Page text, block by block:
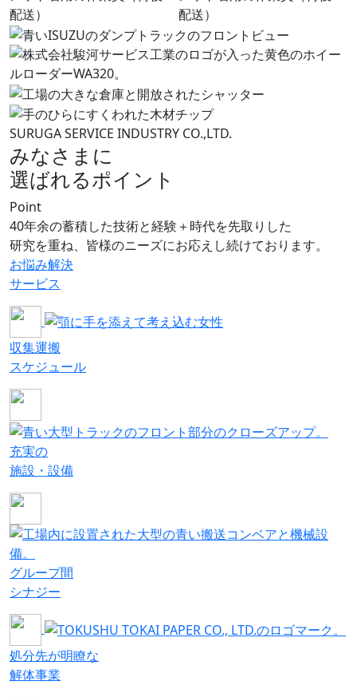
SURUGA SERVICE INDUSTRY CO.,LTD.
みなさまに
選ばれるポイント
Point
40年余の蓄積した技術と経験＋時代を先取りした
研究を重ね、皆様のニーズにお応えし続けております。
お悩み解決
サービス
収集運搬
スケジュール
充実の
施設・設備
グループ間
シナジー
処分先が明瞭な
解体事業